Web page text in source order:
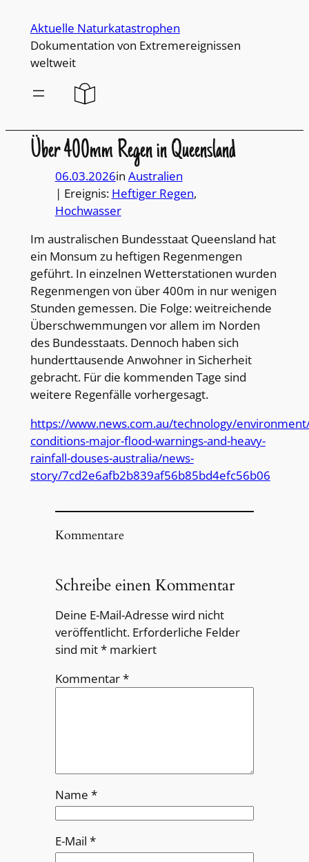
Inhalt
wechseln
Aktuelle Naturkatastrophen
Dokumentation von Extremereignissen
weltweit
Über 400mm Regen in Queensland
06.03.2026in Australien
| Ereignis: Heftiger Regen
Hochwasser
Im australischen Bundesstaat Queensland hat
ein Monsum zu heftigen Regenmengen
geführt. In einzelnen Wetterstationen wurden
Regenmengen von über 400m in nur wenigen
Stunden gemessen. Die Folge: weitreichende
Überschwemmungen vor allem im Norden
des Bundesstaats. Dennoch haben sich
hunderttausende Anwohner in Sicherheit
gebracht. Für die kommenden Tage sind
weitere Regenfälle vorhergesagt.
https://www.news.com.au/technology/
conditions-major-flood-warnings-and-heavy-
rainfall-douses-australia/news-
story/7cd2e6afb2b839af56b85bd4efc56b06
Kommentare
Schreibe einen Kommentar
Deine E-Mail-Adresse wird nicht
veröffentlicht. Erforderliche Felder
sind mit*markiert
Kommentar*
Name *
E-Mail *